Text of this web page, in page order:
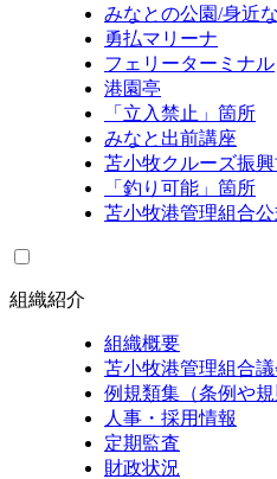
みなとの公園/身近
勇払マリーナ
フェリーターミナル
港園亭
「立入禁止」箇所
みなと出前講座
苫小牧クルーズ振
「釣り可能」箇所
苫小牧港管理組合公
組織紹介
組織概要
苫小牧港管理組合議
例規類集（条例や規
人事・採用情報
定期監査
財政状況